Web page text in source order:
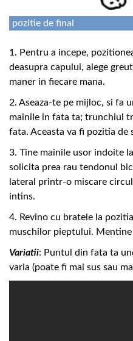
pozitie de final
1. Pentru a incepe,
deasupra capului, alege
maner in fiecare mana.
2. Aseaza-te pe mijloc, si fa
mainile in fata ta; trunchiul
fata. Aceasta va fi pozitia de
3. Tine mainile usor indoite
solicita prea rau tendonul
lateral printr-o miscare
intins.
4. Revino cu bratele la
muschilor pieptului. Mentine
Variatii: Puntul din fata ta
varia (poate fi mai sus sau